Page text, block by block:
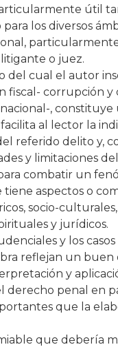
útil
los diversos
o juez.
del cual el autor
fiscal- corrupción y
,
al lector la
referido delito y,
y limitaciones
combatir un
aspectos o
socio-
y jurídicos.
y los
reflejan un buen
y
derecho penal en
que la
que debería